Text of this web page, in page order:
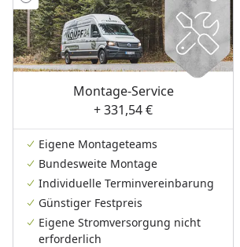
Montage-Service
+ 331,54 €
Eigene Montageteams
Bundesweite Montage
Individuelle Terminvereinbarung
Günstiger Festpreis
Eigene Stromversorgung nicht
erforderlich